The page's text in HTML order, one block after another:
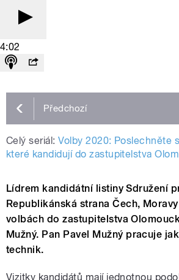
4:02
Předchozí
Celý seriál: Volby 2020: Poslechněte
které kandidují do zastupitelstva
Lídrem kandidátní listiny Sdružení
Republikánská strana Čech,
volbách do zastupitelstva
Mužný. Pan Pavel Mužný pracuje
technik.
Vizitky kandidátů mají jednotnou